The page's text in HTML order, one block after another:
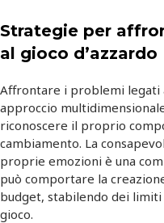
Strategie per
al gioco d’azzardo
Affrontare i problemi legati
approccio
riconoscere il proprio
cambiamento. La
proprie emozioni è una
può comportare la
budget, stabilendo dei
gioco.